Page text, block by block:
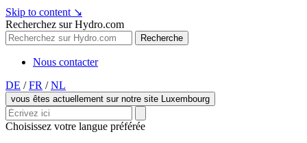
Skip to content ↘
Recherchez sur Hydro.com
Recherche
Nous contacter
DE / FR / NL
vous êtes actuellement sur notre site Luxembourg
Choisissez votre langue préférée